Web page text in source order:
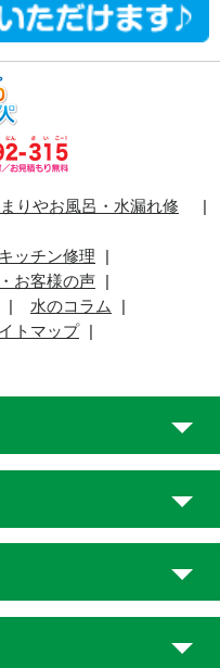
りやお風呂・水漏れ修
キッチン修理
お客様の声
水のコラム
トマップ